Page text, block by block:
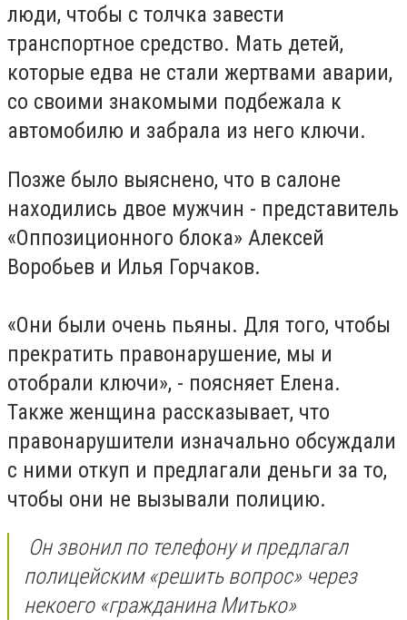
люди, чтобы с толчка завести
транспортное средство. Мать детей,
которые едва не стали жертвами аварии,
со своими знакомыми подбежала к
автомобилю и забрала из него ключи.
Позже было выяснено, что в салоне
находились двое мужчин - представитель
«Оппозиционного блока» Алексей
Воробьев и Илья Горчаков.
«Они были очень пьяны. Для того, чтобы
прекратить правонарушение, мы и
отобрали ключи», - поясняет Елена.
Также женщина рассказывает, что
правонарушители изначально обсуждали
с ними откуп и предлагали деньги за то,
чтобы они не вызывали полицию.
Он звонил по телефону и предлагал
полицейским «решить вопрос» через
некоего «гражданина Митько»